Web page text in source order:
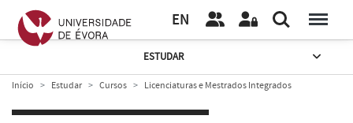
EN
ESTUDAR
Início Estudar Cursos Licenciaturas e Mestrados Integrados